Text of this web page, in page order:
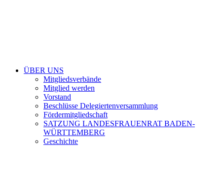
ÜBER UNS
Mitgliedsverbände
Mitglied werden
Vorstand
Beschlüsse Delegiertenversammlung
Fördermitgliedschaft
SATZUNG LANDESFRAUENRAT BADEN-
WÜRTTEMBERG
Geschichte